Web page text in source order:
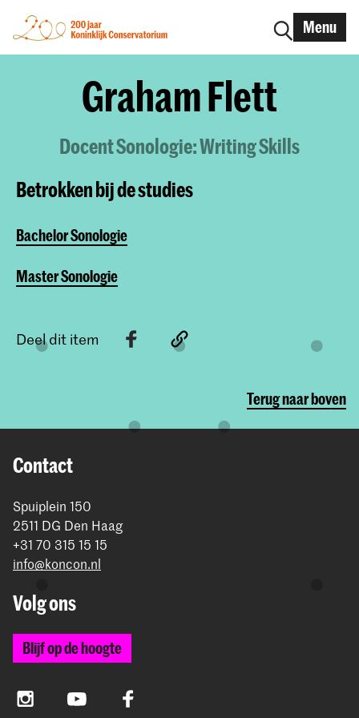
Menu
Graham Flett
Docent Sonologie: Writing Skills
Betrokken bij de studies
Bachelor Sonologie
Master Sonologie
Deel dit item
Terug naar boven
Contact
Spuiplein 150
2511 DG Den Haag
+31 70 315 15 15
info@koncon.nl
Volg ons
Blijf op de hoogte
InstagramYouTube Facebook